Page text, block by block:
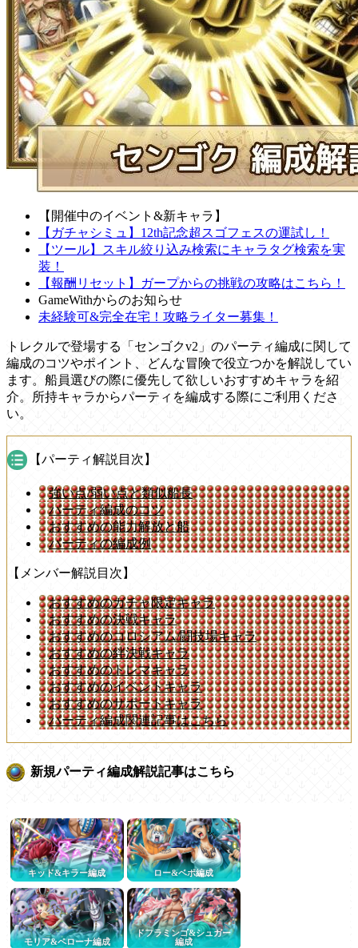
【開催中のイベント&新キャラ】
【ガチャシミュ】12th記念超スゴフェスの運試し！
【ツール】スキル絞り込み検索にキャラタグ検索を実
装！
【報酬リセット】ガープからの挑戦の攻略はこちら！
GameWithからのお知らせ
未経験可&完全在宅！攻略ライター募集！
トレクルで登場する「センゴクv2」のパーティ編成に関して
編成のコツやポイント、どんな冒険で役立つかを解説してい
ます。船員選びの際に優先して欲しいおすすめキャラを紹
介。所持キャラからパーティを編成する際にご利用くださ
い。
【パーティ解説目次】
強い点/弱い点と類似船長
パーティ編成のコツ
おすすめの能力解放と船
パーティの編成例
【メンバー解説目次】
おすすめのガチャ限定キャラ
おすすめの決戦キャラ
おすすめのコロシアム/闘技場キャラ
おすすめの絆決戦キャラ
おすすめのトレマキャラ
おすすめのイベントキャラ
おすすめのサポートキャラ
パーティ編成関連記事はこちら
新規パーティ編成解説記事はこちら
キッド&キラー編成 ロー&ベポ編成
モリア&ペローナ編成
ドフラミンゴ&シュガー
編成